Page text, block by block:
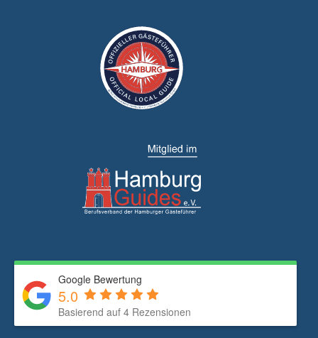
Google Bewertung
5.0
Basierend auf 4 Rezensionen